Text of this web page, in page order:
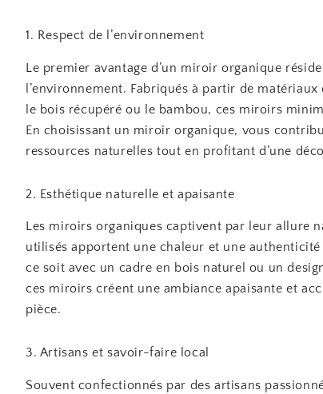
1. Respect de l’environnement
Le premier avantage d’un miroir organique
l’environnement. Fabriqués à partir de
le bois récupéré ou le bambou, ces miroirs
En choisissant un miroir organique, vous
ressources naturelles tout en profitant d’une
2. Esthétique naturelle et apaisante
Les miroirs organiques captivent par leur allure
utilisés apportent une chaleur et une
ce soit avec un cadre en bois naturel ou un
ces miroirs créent une ambiance apaisante et
pièce.
3. Artisans et savoir-faire local
Souvent confectionnés par des artisans